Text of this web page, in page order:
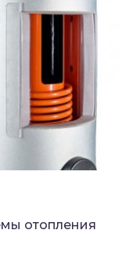
отопления